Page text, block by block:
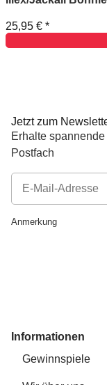
25,95 € *
Jetzt zum
Erhalte
Postfach
Anmerkung
Informationen
Gewinnspiele